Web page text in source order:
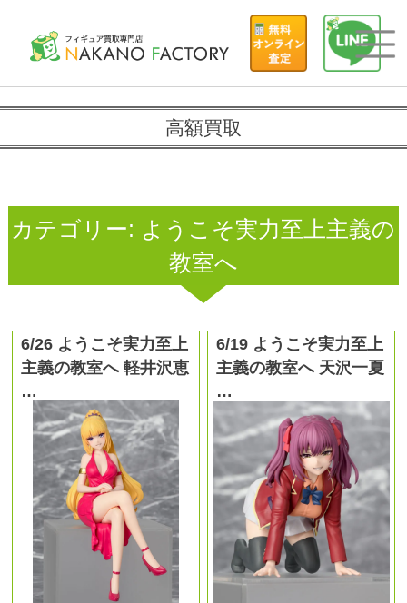
高額買取
カテゴリー: ようこそ実力至上主義の
教室へ
6/26 ようこそ実力至上
主義の教室へ 軽井沢恵
…
6/19 ようこそ実力至上
主義の教室へ 天沢一夏
…